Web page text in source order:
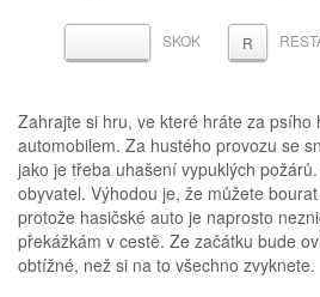
MEZERNÍKSKOK R
Zahrajte si hru, ve které hráte za psího
automobilem. Za hustého provozu se
jako je třeba uhašení vypuklých
obyvatel. Výhodou je, že můžete
protože hasičské auto je naprosto
překážkám v cestě. Ze začátku bude
obtížné, než si na to všechno zvyknete.